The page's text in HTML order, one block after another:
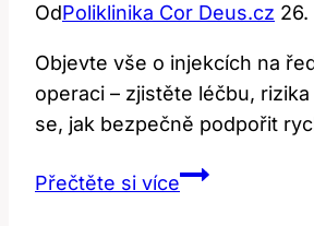
OdPoliklinika Cor Deus.cz 26.
Objevte vše o injekcích na
operaci – zjistěte léčbu,
se, jak bezpečně podpořit
Přečtěte si víceInjekce